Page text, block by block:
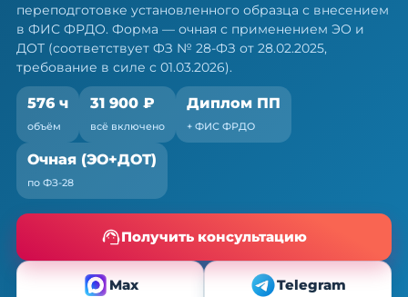
переподготовке установленного образца с внесением
в ФИС ФРДО. Форма — очная с применением ЭО и
ДОТ (соответствует ФЗ № 28-ФЗ от 28.02.2025,
требование в силе с 01.03.2026).
576 ч
объём
31 900 ₽
всё включено
Диплом ПП
+ ФИС ФРДО
Очная (ЭО+ДОТ)
по ФЗ-28
Получить консультацию
Max Telegram